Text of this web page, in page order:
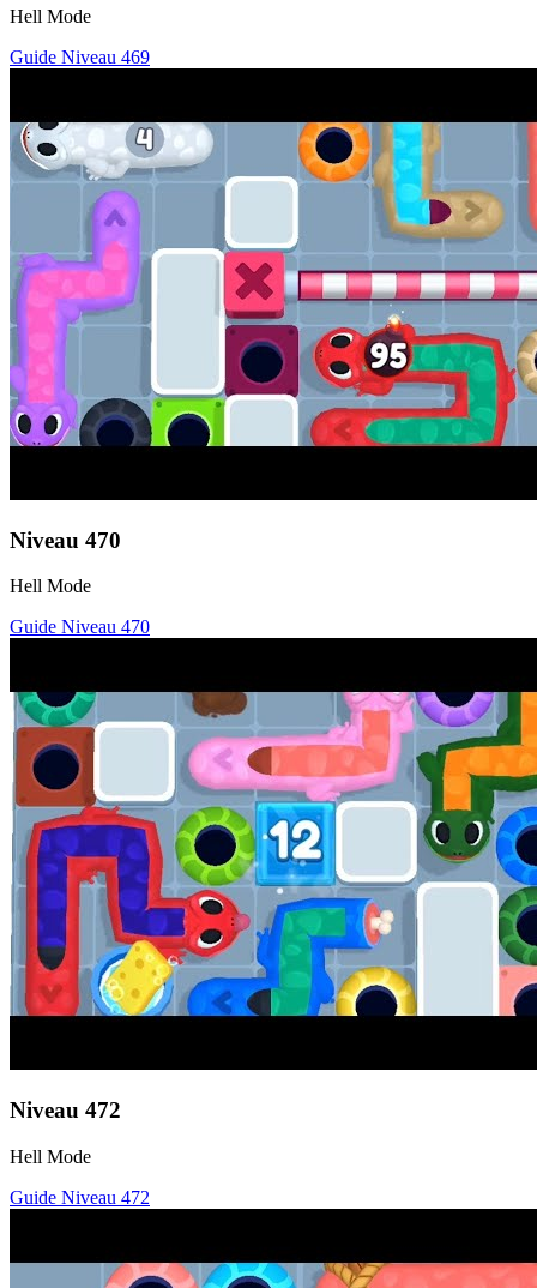
Hell Mode
Guide Niveau 469
Niveau 470
Hell Mode
Guide Niveau 470
Niveau 472
Hell Mode
Guide Niveau 472